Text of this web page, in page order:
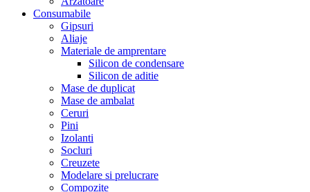
Consumabile
Gipsuri
Aliaje
Materiale de amprentare
Silicon de condensare
Silicon de aditie
Mase de duplicat
Mase de ambalat
Ceruri
Pini
Izolanti
Socluri
Creuzete
Modelare si prelucrare
Compozite